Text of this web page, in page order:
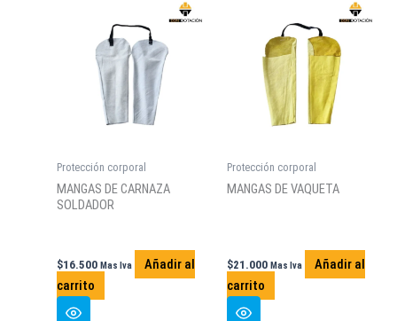
Las
opciones
se
pueden
elegir
página
de
Protección corporal
MANGAS DE CARNAZA
SOLDADOR
$16.500 Mas Iva
Añadir al
carrito
Protección corporal
MANGAS DE VAQUETA
$21.000 Mas Iva
Añadir al
carrito